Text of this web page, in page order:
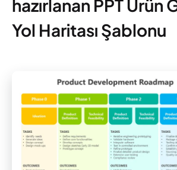
hazırlanan PPT Ürün
Yol Haritası Şablonu